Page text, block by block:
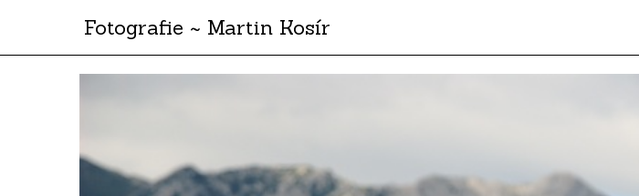
Fotografie ~ Martin Kosír